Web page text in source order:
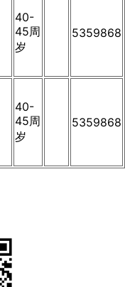
40-
45周
岁
5359868
40-
45周
岁
5359868